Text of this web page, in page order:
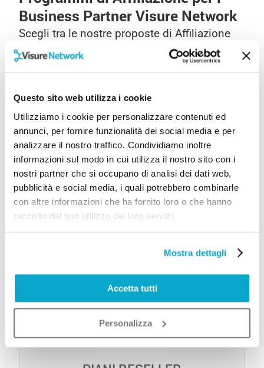
Questo sito web utilizza i cookie
Utilizziamo i cookie per personalizzare contenuti ed
annunci, per fornire funzionalità dei social media e per
analizzare il nostro traffico. Condividiamo inoltre
informazioni sul modo in cui utilizza il nostro sito con i
nostri partner che si occupano di analisi dei dati web,
pubblicità e social media, i quali potrebbero combinarle
con altre informazioni che ha fornito loro o che hanno
raccolto dal suo utilizzo dei loro servizi.
Mostra dettagli
Accetta tutti
Personalizza
Business Partner Visure Network
Scegli tra le nostre proposte di Affiliazione
commerciale: Web Banner, Affiliazioni e
WEB BANNER
Hai un sito web o un blog e vuoi trasformare le
visite in conversioni? Inserisci i Web Banner di
VisureNetwork® e inizia a guadagnare.